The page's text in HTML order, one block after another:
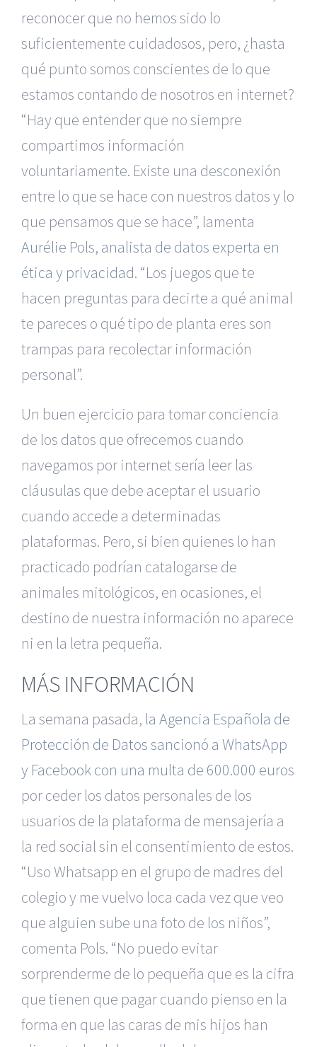
reconocer que no hemos sido lo
suficientemente cuidadosos, pero, ¿hasta
qué punto somos conscientes de lo que
estamos contando de nosotros en internet?
“Hay que entender que no siempre
compartimos información
voluntariamente. Existe una desconexión
entre lo que se hace con nuestros datos y lo
que pensamos que se hace”, lamenta
Aurélie Pols, analista de datos experta en
ética y privacidad. “Los juegos que te
hacen preguntas para decirte a qué animal
te pareces o qué tipo de planta eres son
trampas para recolectar información
personal”.
Un buen ejercicio para tomar conciencia
de los datos que ofrecemos cuando
navegamos por internet sería leer las
cláusulas que debe aceptar el usuario
cuando accede a determinadas
plataformas. Pero, si bien quienes lo han
practicado podrían catalogarse de
animales mitológicos, en ocasiones, el
destino de nuestra información no aparece
ni en la letra pequeña.
MÁS INFORMACIÓN
La semana pasada, la Agencia Española de
Protección de Datos sancionó a WhatsApp
y Facebook con una multa de 600.000 euros
por ceder los datos personales de los
usuarios de la plataforma de mensajería a
la red social sin el consentimiento de estos.
“Uso Whatsapp en el grupo de madres del
colegio y me vuelvo loca cada vez que veo
que alguien sube una foto de los niños”,
comenta Pols. “No puedo evitar
sorprenderme de lo pequeña que es la cifra
que tienen que pagar cuando pienso en la
forma en que las caras de mis hijos han